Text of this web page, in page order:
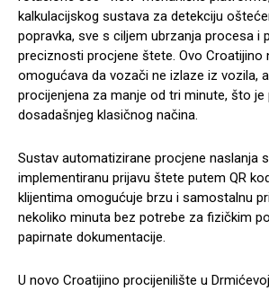
kalkulacijskog sustava za detekciju
popravka, sve s ciljem ubrzanja procesa i
preciznosti procjene štete. Ovo Croatijino
omogućava da vozači ne izlaze iz vozila,
procijenjena za manje od tri minute, što je
dosadašnjeg klasičnog načina.
Sustav automatizirane procjene naslanja
implementiranu prijavu štete putem QR
klijentima omogućuje brzu i samostalnu
nekoliko minuta bez potrebe za fizičkim
papirnate dokumentacije.
U novo Croatijino procijenilište u